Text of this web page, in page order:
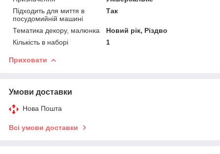
Підходить для миття в
посудомийній машині
Так
Тематика декору, малюнка
Новий рік, Різдво
Кількість в наборі
1
Приховати
Умови доставки
Нова Пошта
Всі умови доставки